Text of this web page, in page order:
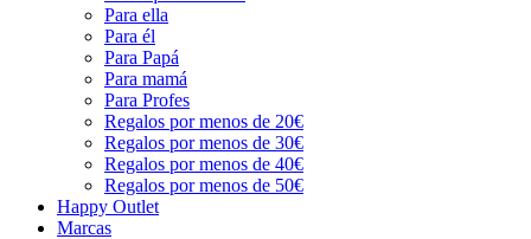
Para ella
Para él
Para Papá
Para mamá
Para Profes
Regalos por menos de 20€
Regalos por menos de 30€
Regalos por menos de 40€
Regalos por menos de 50€
Happy Outlet
Marcas